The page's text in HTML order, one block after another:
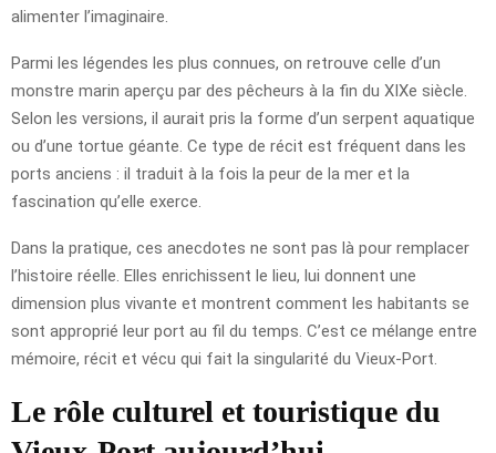
alimenter l’imaginaire.
Parmi les légendes les plus connues, on retrouve celle d’un
monstre marin aperçu par des pêcheurs à la fin du XIXe siècle.
Selon les versions, il aurait pris la forme d’un serpent aquatique
ou d’une tortue géante. Ce type de récit est fréquent dans les
ports anciens : il traduit à la fois la peur de la mer et la
fascination qu’elle exerce.
Dans la pratique, ces anecdotes ne sont pas là pour remplacer
l’histoire réelle. Elles enrichissent le lieu, lui donnent une
dimension plus vivante et montrent comment les habitants se
sont approprié leur port au fil du temps. C’est ce mélange entre
mémoire, récit et vécu qui fait la singularité du Vieux-Port.
Le rôle culturel et touristique du